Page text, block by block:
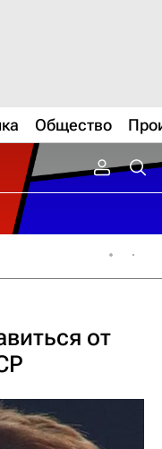
Общество
от